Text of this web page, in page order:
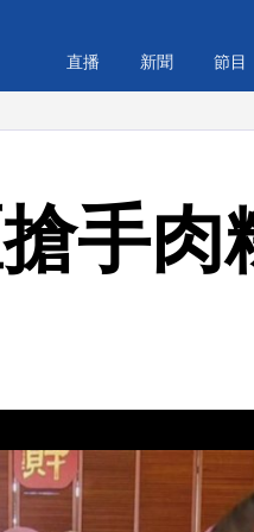
直播 新聞 節目
手肉